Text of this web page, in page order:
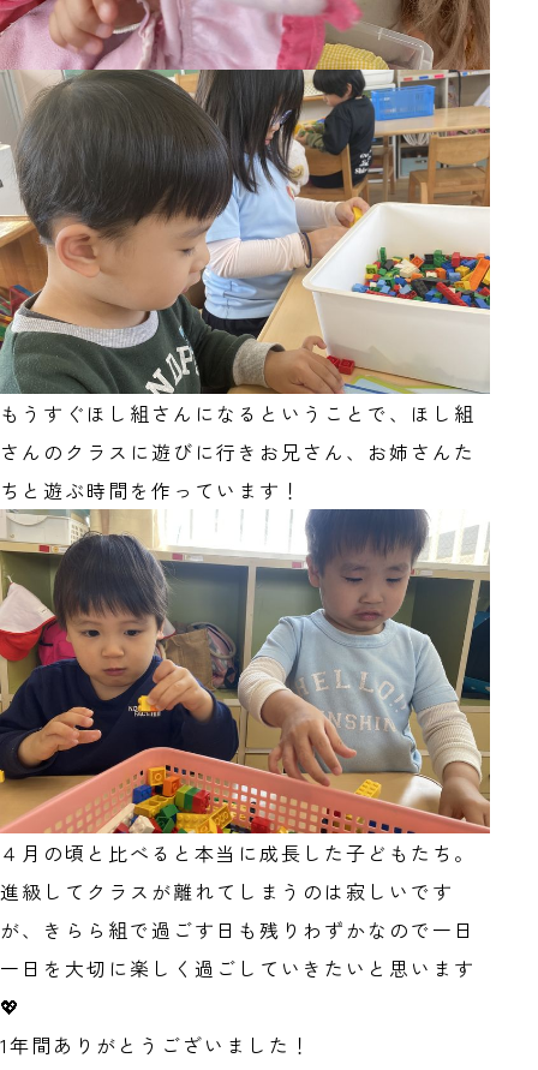
もうすぐほし組さんになるということで、ほし組
さんのクラスに遊びに行きお兄さん、お姉さんた
ちと遊ぶ時間を作っています！
４月の頃と比べると本当に成長した子どもたち。
進級してクラスが離れてしまうのは寂しいです
が、きらら組で過ごす日も残りわずかなので一日
一日を大切に楽しく過ごしていきたいと思います
💖
1年間ありがとうございました！